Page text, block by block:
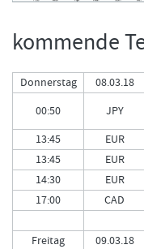
kommende
Donnerstag
08.03.18
00:50
JPY
13:45
EUR
13:45
EUR
14:30
EUR
17:00
CAD
Freitag
09.03.18